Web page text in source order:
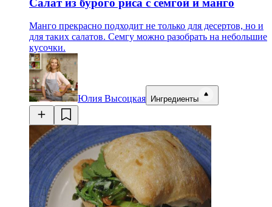
Манго прекрасно подходит не только для десертов, но и
для таких салатов. Семгу можно разобрать на небольшие
кусочки.
Юлия Высоцкая Ингредиенты